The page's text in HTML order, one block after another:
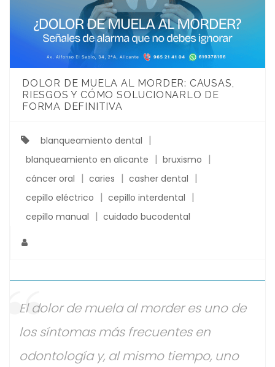
DOLOR DE MUELA AL MORDER: CAUSAS,
RIESGOS Y CÓMO SOLUCIONARLO DE
FORMA DEFINITIVA
blanqueamiento dental
blanqueamiento en alicante
bruxismo
cáncer oral
caries
casher dental
cepillo eléctrico
cepillo interdental
cepillo manual
cuidado bucodental
El dolor de muela al morder es uno de
los síntomas más frecuentes en
odontología y, al mismo tiempo, uno